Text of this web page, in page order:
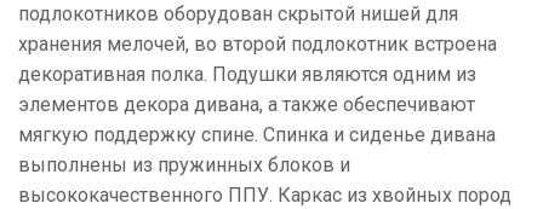
подлокотников оборудован скрытой нишей для
хранения мелочей, во второй подлокотник встроена
декоративная полка. Подушки являются одним из
элементов декора дивана, а также обеспечивают
мягкую поддержку спине. Спинка и сиденье дивана
выполнены из пружинных блоков и
высококачественного ППУ. Каркас из хвойных пород